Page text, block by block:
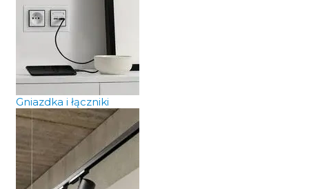
Gniazdka i łączniki